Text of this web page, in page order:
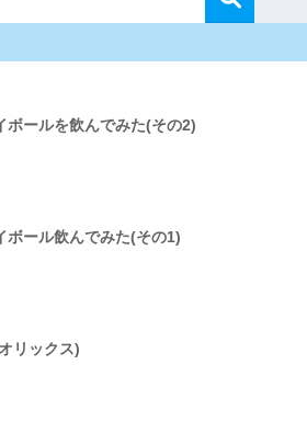
ボールを飲んでみた(その2)
ボール飲んでみた(その1)
リックス)